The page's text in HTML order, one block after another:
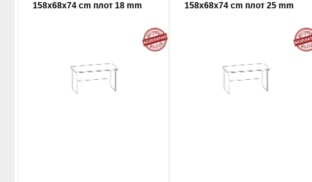
158x68x74 cm плот 18 mm
158x68x74 cm плот 25 mm